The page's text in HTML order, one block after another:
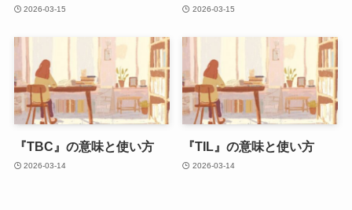
2026-03-15 2026-03-15
『TBC』の意味と使い方
2026-03-14
『TIL』の意味と使い方
2026-03-14